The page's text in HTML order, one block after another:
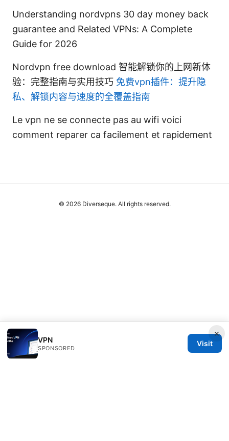
Understanding nordvpns 30 day money back
guarantee and Related VPNs: A Complete
Guide for 2026
Nordvpn free download 智能解锁你的上网新体
验：完整指南与实用技巧 免费vpn插件：提升隐
私、解锁内容与速度的全覆盖指南
Le vpn ne se connecte pas au wifi voici
comment reparer ca facilement et rapidement
×
VPN
SPONSORED
Visit
© 2026 Diverseque. All rights reserved.